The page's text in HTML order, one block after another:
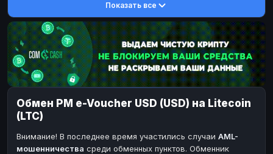
DASH
Toncoin TON
Dogecoin DOGE
TRX TRON
Bitcoin Cash BCH
BinanceCoin BEP20
Ether Classic
SOL
Toncoin
Dogecoin DOGE
TRX TRON
Bitcoin Cash BCH
BinanceCoin BEP20
Ether Classic ETC
Показать все
Обмен PM e-Voucher USD (USD) на Litecoin
(LTC)
Внимание! В последнее время участились случаи AML-
мошенничества среди обменных пунктов. Обменник